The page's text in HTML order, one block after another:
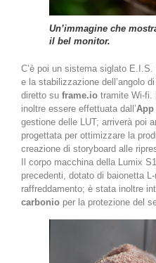
Un’immagine che
il bel monitor.
C’è poi un sistema siglato
e la stabilizzazione dell’angolo
diretto su frame.io tramite Wi-fi.
inoltre essere effettuata dall’App
gestione delle LUT; arriverà poi
progettata per ottimizzare la
creazione di storyboard alle
Il corpo macchina della Lumix
precedenti, dotato di baionetta
raffreddamento; è stata inoltre
carbonio per la protezione del